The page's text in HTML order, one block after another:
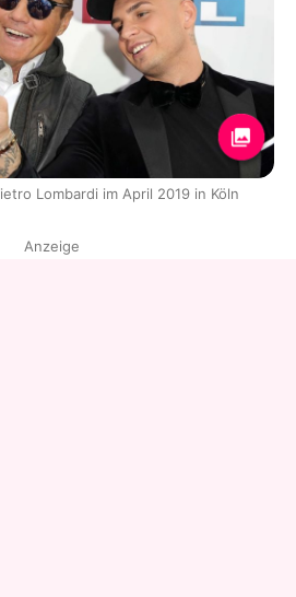
Lombardi im April 2019 in Köln
Anzeige